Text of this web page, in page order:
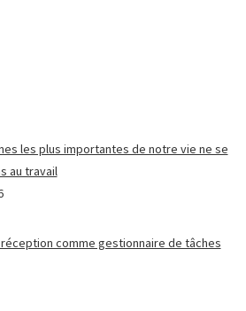
les plus importantes de notre vie ne se
au travail
comme gestionnaire de tâches